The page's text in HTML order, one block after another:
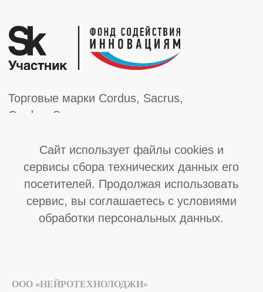
ООО «НЕЙРОТЕХНОЛОДЖИ»